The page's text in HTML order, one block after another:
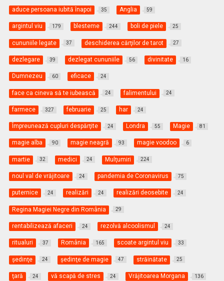
aduce persoana iubită înapoi 35 Anglia 59
argintul viu 179 blesteme 244 boli de piele 25
cununiile legate 37 deschiderea cărţilor de tarot 27
dezlegare 39 dezlegat cununiile 56 divinitate 16
Dumnezeu 60 eficace 24
face ca cineva să te iubească 24 falimentului 24
farmece 327 februarie 25 har 24
Împreunează cupluri despărţite 24 Londra 55 Magie 81
magie alba 90 magie neagră 93 magie voodoo 6
martie 32 medici 24 Mulţumiri 224
noul val de vrăjitoare 24 pandemia de Coronavirus 75
puternice 24 realizări 24 realizări deosebite 24
Regina Magiei Negre din România 29
rentabilizează afaceri 24 rezolvă alcoolismul 24
ritualuri 37 România 165 scoate argintul viu 33
şedinţe 24 şedinţe de magie 47 străinătate 25
ţară 24 vă scapă de stres 24 Vrăjitoarea Morgana 136